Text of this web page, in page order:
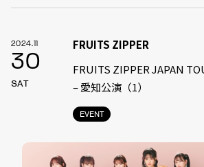
2024.11
30
SAT
EVENT
FRUITS ZIPPER
FRUITS ZIPPER JAPAN
– 愛知公演（1）